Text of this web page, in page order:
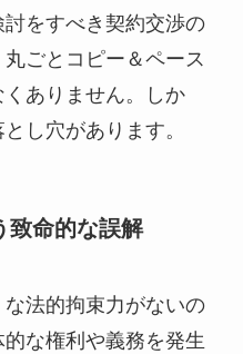
をすべき契約交渉の
ごとコピー＆ペース
くありません。しか
し穴があります。
致命的な誤解
法的拘束力がないの
な権利や義務を発生